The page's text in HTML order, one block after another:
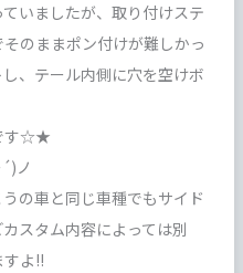
いましたが、取り付けステ
のままポン付けが難しかっ
、テール内側に穴を空けボ
す☆★
ノ
の車と同じ車種でもサイド
スタム内容によっては別
よ!!